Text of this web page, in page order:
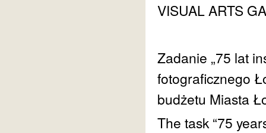
VISUAL ARTS
Zadanie „75 lat
fotograficznego
budżetu Miasta
The task “75